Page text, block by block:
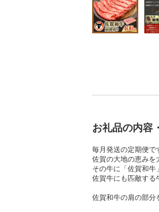
お礼品の内容
毎月発送の定期便で
佐賀の大地の恵みを
その牛に「佐賀和牛
佐賀牛にも匹敵する
佐賀和牛の肩の部分